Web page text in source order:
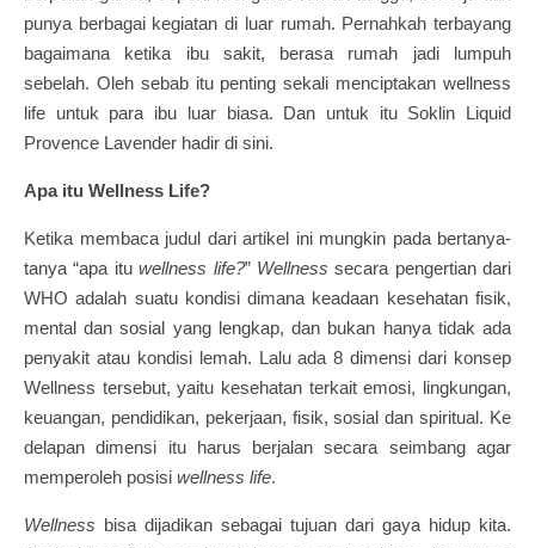
punya berbagai kegiatan di luar rumah. Pernahkah terbayang
bagaimana ketika ibu sakit, berasa rumah jadi lumpuh
sebelah. Oleh sebab itu penting sekali menciptakan wellness
life untuk para ibu luar biasa. Dan untuk itu Soklin Liquid
Provence Lavender hadir di sini.
Apa itu Wellness Life?
Ketika membaca judul dari artikel ini mungkin pada bertanya-
tanya “apa ituwellness life?” Wellness secara pengertian dari
WHO adalah suatu kondisi dimana keadaan kesehatan fisik,
mental dan sosial yang lengkap, dan bukan hanya tidak ada
penyakit atau kondisi lemah. Lalu ada 8 dimensi dari konsep
Wellness tersebut, yaitu kesehatan terkait emosi, lingkungan,
keuangan, pendidikan, pekerjaan, fisik, sosial dan spiritual. Ke
delapan dimensi itu harus berjalan secara seimbang agar
memperoleh posisi wellness life.
Wellness bisa dijadikan sebagai tujuan dari gaya hidup kita.